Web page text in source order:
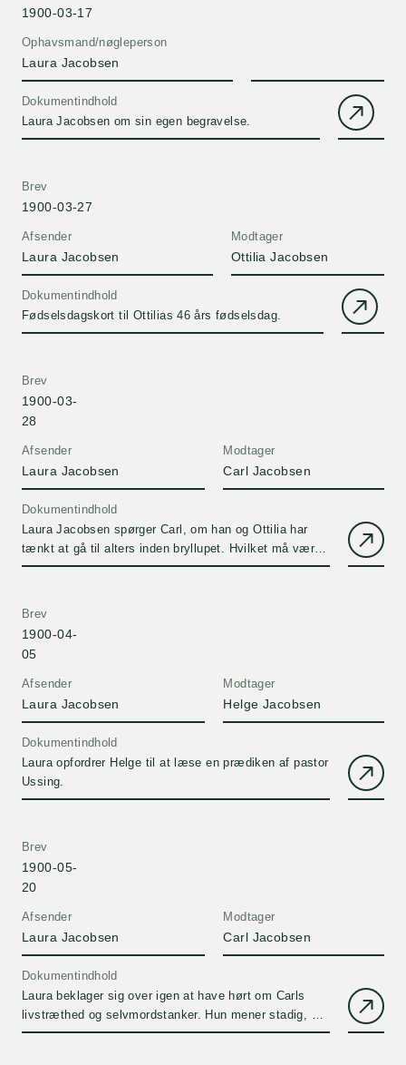
Ophavsmand/nøgleperson
Laura Jacobsen
1900-03-17
Dokumentindhold
Laura Jacobsen om sin egen begravelse.
Afsender
Laura Jacobsen
Brev
1900-03-27
Modtager
Ottilia Jacobsen
Dokumentindhold
Fødselsdagskort til Ottilias 46 års fødselsdag.
Afsender
Laura Jacobsen
Brev
1900-03-
28
Modtager
Carl Jacobsen
Dokumentindhold
Laura Jacobsen spørger Carl, om han og Ottilia har
tænkt at gå til alters inden bryllupet. Hvilket må være
Theodoras og Edgar Madsens bryllup i Jesuskirken
Afsender
Laura Jacobsen
Brev
1900-04-
05
Modtager
Helge Jacobsen
Dokumentindhold
Laura opfordrer Helge til at læse en prædiken af pastor
Ussing.
Afsender
Laura Jacobsen
Brev
1900-05-
20
Modtager
Carl Jacobsen
Dokumentindhold
Laura beklager sig over igen at have hørt om Carls
livstræthed og selvmordstanker. Hun mener stadig, at
han er et dårligt eksempel for sine børn og opfordrer